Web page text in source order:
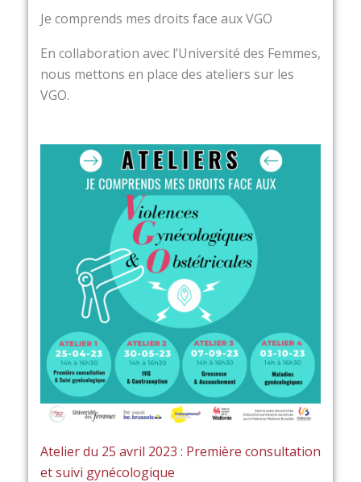
Je comprends mes droits face aux VGO
En collaboration avec l’Université des Femmes,
nous mettons en place des ateliers sur les
VGO.
Atelier du 25 avril 2023 : Première consultation
et suivi gynécologique